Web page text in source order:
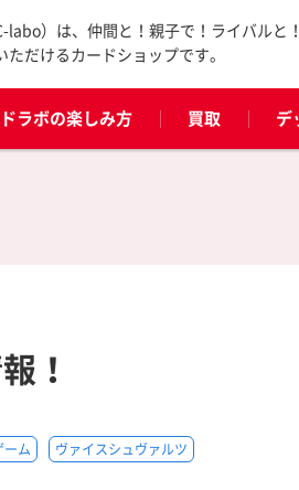
labo）は、仲間と！親子で！ライバルと
だけるカードショップです。
ラボの楽しみ方 買取 デ
！
ーム ヴァイスシュヴァルツ